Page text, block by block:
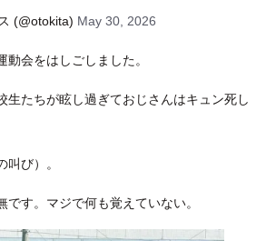
(@otokita) May 30, 2026
会をはしごしました。
たちが眩し過ぎておじさんはキュン死し
び）。
す。マジで何も覚えていない。